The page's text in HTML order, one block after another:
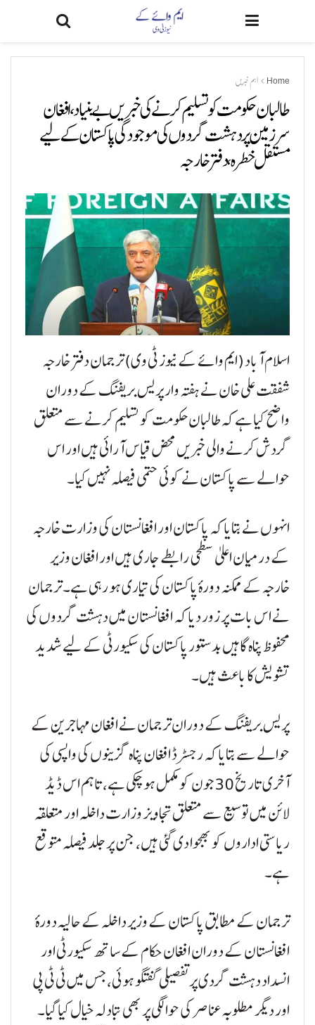
Home اہم خبریں
طالبان حکومت کو تسلیم کرنے کی خبریں بے بنیاد، افغان
سرزمین پر دہشت گردوں کی موجودگی پاکستان کے لیے
مستقل خطرہ، دفتر خارجہ
اسلام آباد (ایم وائے کے نیوز ٹی وی) ترجمان دفتر خارجہ
شفقت علی خان نے ہفتہ وار پریس بریفنگ کے دوران
واضح کیا ہے کہ طالبان حکومت کو تسلیم کرنے سے متعلق
گردش کرنے والی خبریں محض قیاس آرائی ہیں اور اس
حوالے سے پاکستان نے کوئی حتمی فیصلہ نہیں کیا۔
انہوں نے بتایا کہ پاکستان اور افغانستان کی وزارت خارجہ
کے درمیان اعلیٰ سطحی رابطے جاری ہیں اور افغان وزیر
خارجہ کے ممکنہ دورۂ پاکستان کی تیاری ہو رہی ہے۔ ترجمان
نے اس بات پر زور دیا کہ افغانستان میں دہشت گردوں کی
محفوظ پناہ گاہیں بدستور پاکستان کی سکیورٹی کے لیے شدید
تشویش کا باعث ہیں۔
پریس بریفنگ کے دوران ترجمان نے افغان مہاجرین کے
حوالے سے بتایا کہ رجسٹرڈ افغان پناہ گزینوں کی واپسی کی
آخری تاریخ 30 جون کو مکمل ہو چکی ہے، تاہم اس ڈیڈ
لائن میں توسیع سے متعلق تجاویز وزارت داخلہ اور متعلقہ
ریاستی اداروں کو بھجوا دی گئی ہیں، جن پر جلد فیصلہ متوقع
ہے۔
ترجمان کے مطابق پاکستان کے وزیر داخلہ کے حالیہ دورۂ
افغانستان کے دوران افغان حکام کے ساتھ سکیورٹی اور
انسداد دہشت گردی پر تفصیلی گفتگو ہوئی، جس میں ٹی ٹی پی
اور دیگر مطلوبہ عناصر کی حوالگی پر بھی تبادلہ خیال کیا گیا۔